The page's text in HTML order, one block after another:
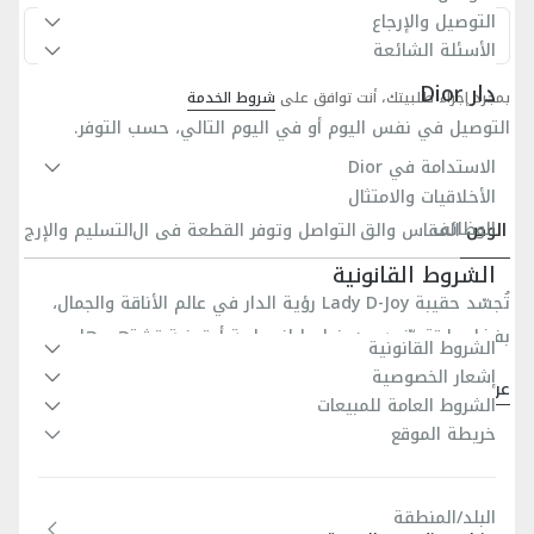
بمجرد إجراء طلبيتك، أنت توافق على شروط الخدمة
التوصيل في نفس اليوم أو في اليوم التالي، حسب التوفر.
الوص
ف
المقاس والق
صة
التواصل وتوفر القطعة في ال
متجر
التسليم والإرج
اع
تُجسّد حقيبة Lady D-Joy رؤية الدار في عالم الأناقة والجمال،
بفضل ما تتميّز به من خطوط انسيابية أيقونية تشتهر بها
مجموعة Lady Dior. إنّ هذا التصميم الراقي والأزليّ مصنوع من
جلد الخروف باللون البيج الناعم مع درزات تجسّد نمط كاناج، وتزيّنه
أحرف D.I.O.R. الزينية من المعدن الذهبي الخافت لتضفي عليه
للفصل ورباط كتف من الجلد قابل للتعديل والإزالة، ما يتيح حملها
المادة الرئيسية: جلد الخروف
بطانة من جلد الماعز وجلد الخروف
رباط كتف من الجلد قابل للتعديل والإزالة
عرض المزيد
التوصيل والإرجاع
الأسئلة الشائعة
دار Dior
الاستدامة في Dior
الأخلاقيات والامتثال
الوظائف
الشروط القانونية
الشروط القانونية
إشعار الخصوصية
الشروط العامة للمبيعات
خريطة الموقع
البلد/المنطقة